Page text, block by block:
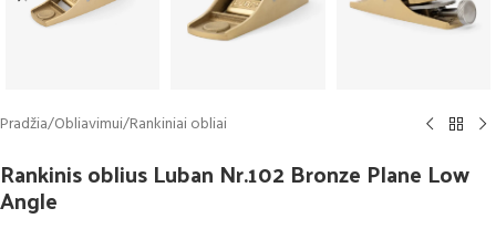
Pradžia/Obliavimui/Rankiniai obliai
Rankinis oblius Luban Nr.102 Bronze Plane Low
Angle